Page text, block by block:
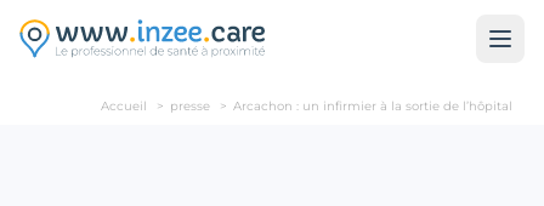
Accueil > presse > Arcachon : un infirmier à la sortie de l’hôpital